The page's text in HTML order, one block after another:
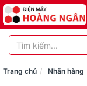
Trang chủ Nhãn hàng